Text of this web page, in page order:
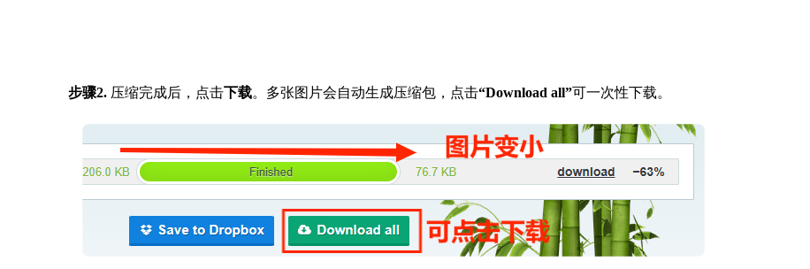
步骤2. 压缩完成后，点击下载。多张图片会自动生成压缩包，点击“Download all”可一次性下载。